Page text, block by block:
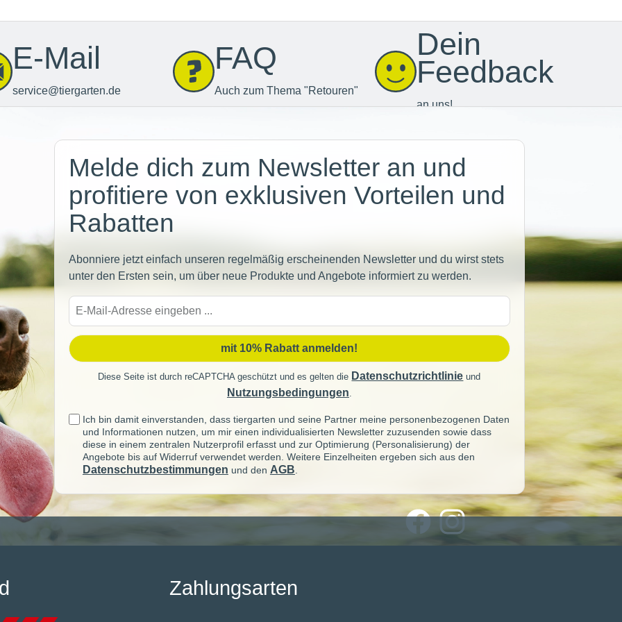
E-Mail
service@tiergarten.de
FAQ
Auch zum Thema "Retouren"
Dein
Feedback
an uns!
Melde dich zum Newsletter an und
profitiere von exklusiven Vorteilen und
Rabatten
Abonniere jetzt einfach unseren regelmäßig erscheinenden Newsletter und du wirst stets
unter den Ersten sein, um über neue Produkte und Angebote informiert zu werden.
Adresse
mit 10% Rabatt anmelden!
Diese Seite ist durch reCAPTCHA geschützt und es gelten die Datenschutzrichtlinie und
Nutzungsbedingungen.
Ich bin damit einverstanden, dass tiergarten und seine Partner meine personenbezogenen Daten
und Informationen nutzen, um mir einen individualisierten Newsletter zuzusenden sowie dass
diese in einem zentralen Nutzerprofil erfasst und zur Optimierung (Personalisierung) der
Angebote bis auf Widerruf verwendet werden. Weitere Einzelheiten ergeben sich aus den
Datenschutzbestimmungen und den AGB
Zahlungsarten
Verbinde Dich mit uns
FacebookInstagram